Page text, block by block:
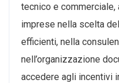
tecnico e
imprese nella scelta
efficienti, nella
nell’organizzazione
accedere agli incentivi